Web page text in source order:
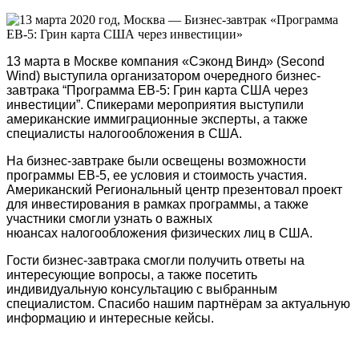
13 марта в Москве компания «Сэконд Винд» (Second
Wind) выступила организатором очередного бизнес-
завтрака “Программа EB-5: Грин карта США через
инвестиции”. Спикерами мероприятия выступили
американские иммиграционные эксперты, а также
специалисты налогообложения в США.
На бизнес-завтраке были освещены возможности
программы EB-5, ее условия и стоимость участия.
Американский Региональный центр презентовал проект
для инвестирования в рамках программы, а также
участники смогли узнать о важных
нюансах налогообложения физических лиц в США.
Гости бизнес-завтрака смогли получить ответы на
интересующие вопросы, а также посетить
индивидуальную консультацию с выбранным
специалистом. Спасибо нашим партнёрам за актуальную
информацию и интересные кейсы.